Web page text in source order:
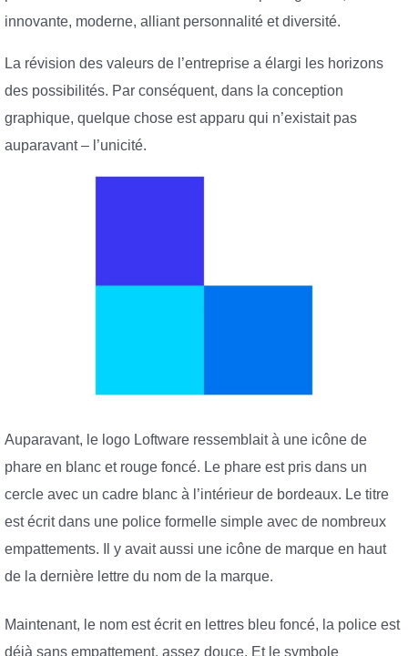
innovante, moderne, alliant personnalité et diversité.
La révision des valeurs de l’entreprise a élargi les horizons
des possibilités. Par conséquent, dans la conception
graphique, quelque chose est apparu qui n’existait pas
auparavant – l’unicité.
Auparavant, le logo Loftware ressemblait à une icône de
phare en blanc et rouge foncé. Le phare est pris dans un
cercle avec un cadre blanc à l’intérieur de bordeaux. Le titre
est écrit dans une police formelle simple avec de nombreux
empattements. Il y avait aussi une icône de marque en haut
de la dernière lettre du nom de la marque.
Maintenant, le nom est écrit en lettres bleu foncé, la police est
déjà sans empattement, assez douce. Et le symbole